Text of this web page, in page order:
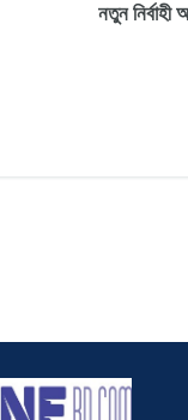
নতুন নির্বাহী